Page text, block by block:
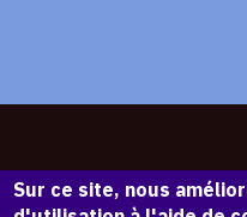
Sur ce site, nous